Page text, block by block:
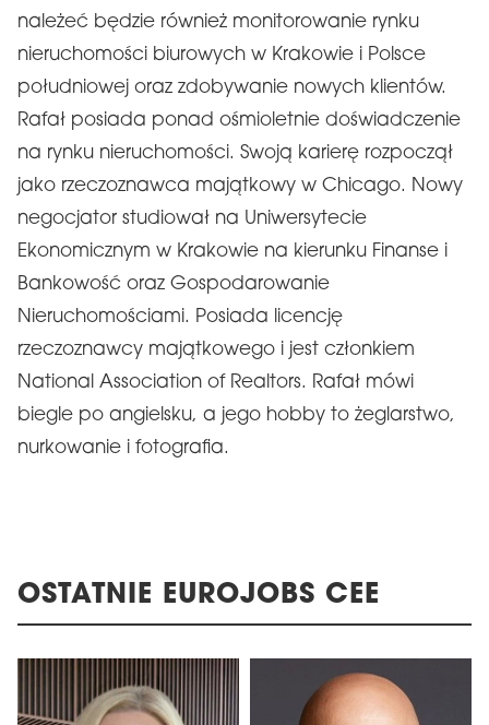
należeć będzie również monitorowanie rynku
nieruchomości biurowych w Krakowie i Polsce
południowej oraz zdobywanie nowych klientów.
Rafał posiada ponad ośmioletnie doświadczenie
na rynku nieruchomości. Swoją karierę rozpoczął
jako rzeczoznawca majątkowy w Chicago. Nowy
negocjator studiował na Uniwersytecie
Ekonomicznym w Krakowie na kierunku Finanse i
Bankowość oraz Gospodarowanie
Nieruchomościami. Posiada licencję
rzeczoznawcy majątkowego i jest członkiem
National Association of Realtors. Rafał mówi
biegle po angielsku, a jego hobby to żeglarstwo,
nurkowanie i fotografia.
OSTATNIE EUROJOBS CEE